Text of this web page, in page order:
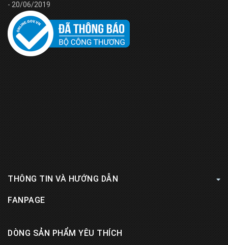
- 20/06/2019
THÔNG TIN VÀ HƯỚNG DẪN
FANPAGE
DÒNG SẢN PHẨM YÊU THÍCH